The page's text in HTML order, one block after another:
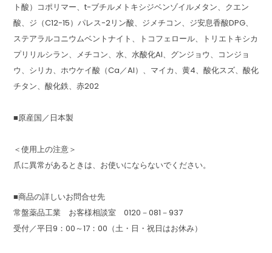
ト酸）コポリマー、t-ブチルメトキシジベンゾイルメタン、クエン
酸、ジ（C12-15）パレス-2リン酸、ジメチコン、ジ安息香酸DPG、
ステアラルコニウムベントナイト、トコフェロール、トリエトキシカ
プリリルシラン、メチコン、水、水酸化Al、グンジョウ、コンジョ
ウ、シリカ、ホウケイ酸（Ca／Al）、マイカ、黄4、酸化スズ、酸化
チタン、酸化鉄、赤202
■原産国／日本製
＜使用上の注意＞
爪に異常があるときは、お使いにならないでください。
■商品の詳しいお問合せ先
常盤薬品工業 お客様相談室 0120－081－937
受付／平日9：00～17：00（土・日・祝日はお休み）